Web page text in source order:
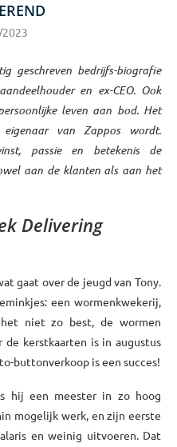
geschreven bedrijfs-biografie
en ex-CEO. Ook
leven aan bod. Het
van Zappos wordt.
passie en betekenis de
aan de klanten als aan het
Delivering
gaat over de jeugd van Tony.
een wormenkwekerij,
het niet zo best, de wormen
kerstkaarten is in augustus
buttonverkoop is een succes!
hij een meester in zo hoog
mogelijk werk, en zijn eerste
en weinig uitvoeren. Dat